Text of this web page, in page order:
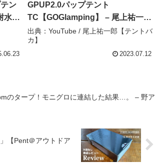
ン
水圧
ウ
– 評
GPUP2.0パップテント
TC【GOGlamping】 – 尾上祐一郎
【テントバカ】
出典：YouTube / 尾上祐一郎【テントバ
カ】
2023.07.12
のタープ！モニグロに連結した結果…。 – 野ア
【Pent＠アウトドア